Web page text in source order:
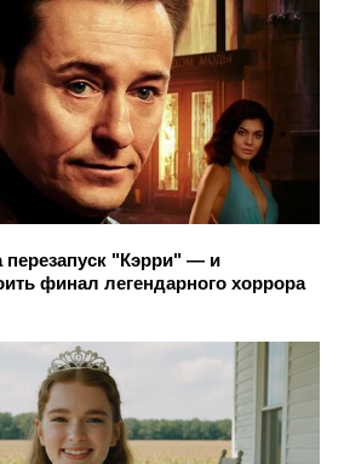
перезапуск "Кэрри" — и
финал легендарного хоррора